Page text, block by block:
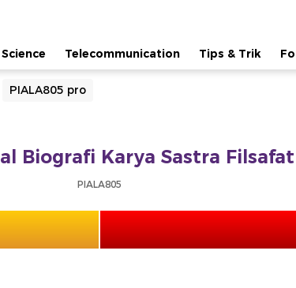
Science Telecommunication Tips & Trik
PIALA805 pro
Biografi Karya Sastra
PIALA805